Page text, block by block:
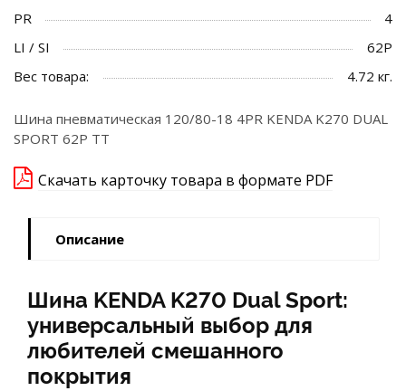
PR
4
LI / SI
62P
Вес товара:
4.72 кг.
Шина пневматическая 120/80-18 4PR KENDA K270 DUAL
SPORT 62P TT
Скачать карточку товара в формате PDF
Описание
Шина KENDA K270 Dual Sport:
универсальный выбор для
любителей смешанного
покрытия